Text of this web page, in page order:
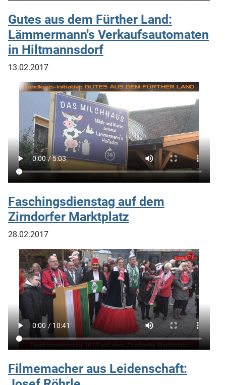
Gutes aus dem Fürther Land:
Lämmermann's Verkaufsautomaten
in Hiltmannsdorf
13.02.2017
Faschingsdienstag auf dem
Zirndorfer Marktplatz
28.02.2017
Filmemacher aus Leidenschaft: